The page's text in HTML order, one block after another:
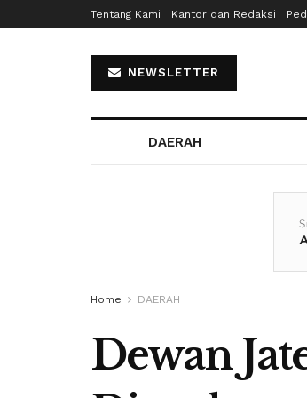
Tentang Kami Kantor dan Redaksi
NEWSLETTER
DAERAH
Home DAERAH
Dewan